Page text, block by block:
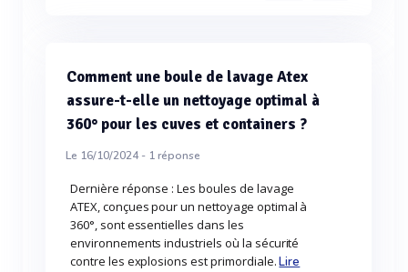
Comment une boule de lavage Atex
assure-t-elle un nettoyage optimal à
360° pour les cuves et containers ?
Le 16/10/2024 - 1réponse
Dernière réponse : Les boules de lavage
ATEX, conçues pour un nettoyage optimal à
360°, sont essentielles dans les
environnements industriels où la sécurité
contre les explosions est primordiale.Lire